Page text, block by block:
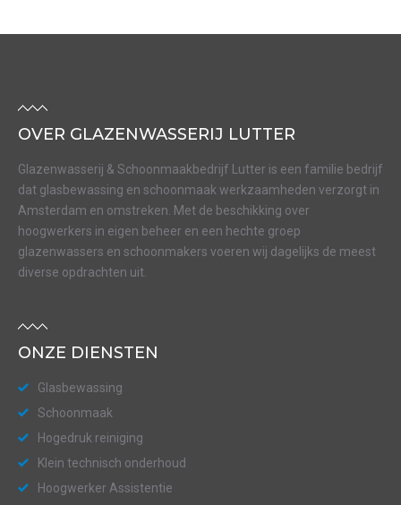
OVER GLAZENWASSERIJ LUTTER
Glazenwasserij & Schoonmaakbedrijf Lutter is een familie bedrijf
dat glasbewassing en schoonmaak werkzaamheden verzorgt in
Amsterdam en omstreken. Met de beschikking over
hoogwerkers in eigen beheer en een hechte groep
glazenwassers en schoonmakers voeren wij dagelijks de meest
diverse opdrachten uit.
ONZE DIENSTEN
Glasbewassing
Schoonmaak
Hogedruk reiniging
Klein technisch onderhoud
Hoogwerker Assistentie